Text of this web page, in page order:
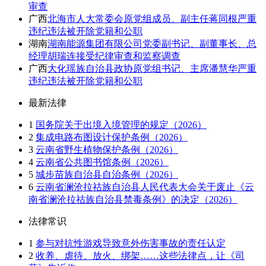
审查
广西北海市人大常委会原党组成员、副主任蒋同根严重
违纪违法被开除党籍和公职
湖南湖南能源集团有限公司党委副书记、副董事长、总
经理胡瑞连接受纪律审查和监察调查
广西大化瑶族自治县政协原党组书记、主席潘慧华严重
违纪违法被开除党籍和公职
最新法律
1 国务院关于出境入境管理的规定（2026）
2 集成电路布图设计保护条例（2026）
3 云南省野生植物保护条例（2026）
4 云南省公共图书馆条例（2026）
5 城步苗族自治县自治条例（2026）
6 云南省澜沧拉祜族自治县人民代表大会关于废止《云
南省澜沧拉祜族自治县禁毒条例》的决定（2026）
法律常识
1 参与对抗性游戏导致意外伤害事故的责任认定
2 收养、虐待、放火、绑架……这些法律点，让《司